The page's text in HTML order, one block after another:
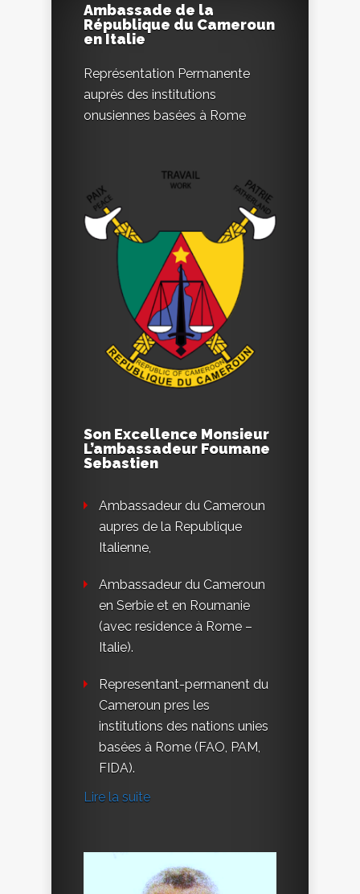
Ambassade de la
République du Cameroun
en Italie
Représentation Permanente
auprès des institutions
onusiennes basées à Rome
Son Excellence Monsieur
L’ambassadeur Foumane
Sebastien
Ambassadeur du Cameroun
aupres de la Republique
Italienne,
Ambassadeur du Cameroun
en Serbie et en Roumanie
(avec residence à Rome –
Italie).
Representant-permanent du
Cameroun pres les
institutions des nations unies
basées à Rome (FAO, PAM,
FIDA).
Lire la suite